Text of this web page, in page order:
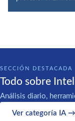
SECCIÓN DESTACADA
Todo sobre
Análisis diario,
Ver categoría IA →